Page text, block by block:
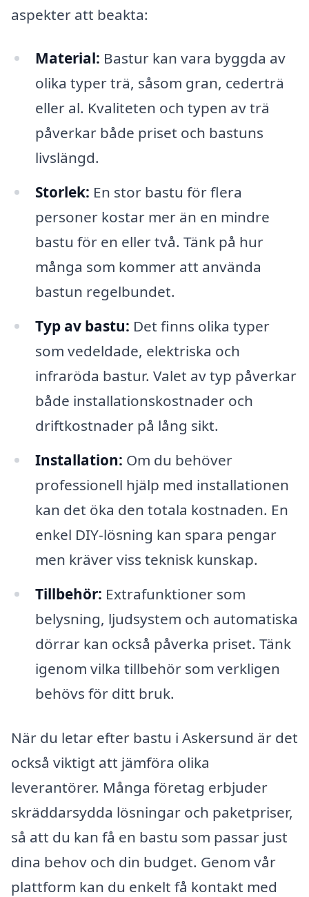
aspekter att beakta:
Material: Bastur kan vara byggda av
olika typer trä, såsom gran, cederträ
eller al. Kvaliteten och typen av trä
påverkar både priset och bastuns
livslängd.
Storlek: En stor bastu för flera
personer kostar mer än en mindre
bastu för en eller två. Tänk på hur
många som kommer att använda
bastun regelbundet.
Typ av bastu: Det finns olika typer
som vedeldade, elektriska och
infraröda bastur. Valet av typ påverkar
både installationskostnader och
driftkostnader på lång sikt.
Installation: Om du behöver
professionell hjälp med installationen
kan det öka den totala kostnaden. En
enkel DIY-lösning kan spara pengar
men kräver viss teknisk kunskap.
Tillbehör: Extrafunktioner som
belysning, ljudsystem och automatiska
dörrar kan också påverka priset. Tänk
igenom vilka tillbehör som verkligen
behövs för ditt bruk.
När du letar efter bastu i Askersund är det
också viktigt att jämföra olika
leverantörer. Många företag erbjuder
skräddarsydda lösningar och paketpriser,
så att du kan få en bastu som passar just
dina behov och din budget. Genom vår
plattform kan du enkelt få kontakt med